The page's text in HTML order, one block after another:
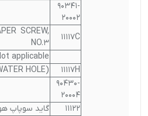
90341-
20002
11117C
SCREW,
NO.3
applicable
11117H
HOLE)
90430-
20004
11122
گاید سوپاپ